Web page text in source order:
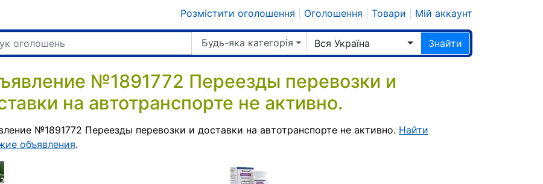
Розмістити оголошення Оголошення Товари Мій аккаунт
Будь-яка категорія Вся Україна Знайти
№1891772 Переезды перевозки и
на автотранспорте не активно.
№1891772 Переезды перевозки и доставки на автотранспорте не активно. Найти
объявления.